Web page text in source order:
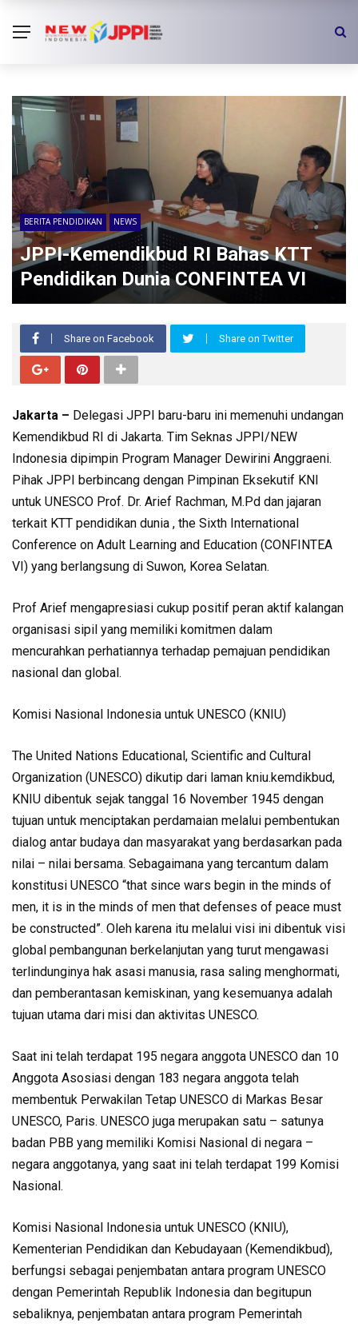
BERITA PENDIDIKAN NEWS
JPPI-Kemendikbud RI Bahas KTT
Pendidikan Dunia CONFINTEA VI
Share on Facebook Share on Twitter
Jakarta – Delegasi JPPI baru-baru ini memenuhi undangan
Kemendikbud RI di Jakarta. Tim Seknas JPPI/NEW
Indonesia dipimpin Program Manager Dewirini Anggraeni.
Pihak JPPI berbincang dengan Pimpinan Eksekutif KNI
untuk UNESCO Prof. Dr. Arief Rachman, M.Pd dan jajaran
terkait KTT pendidikan dunia , the Sixth International
Conference on Adult Learning and Education (CONFINTEA
VI) yang berlangsung di Suwon, Korea Selatan.
Prof Arief mengapresiasi cukup positif peran aktif kalangan
organisasi sipil yang memiliki komitmen dalam
mencurahkan perhatiannya terhadap pemajuan pendidikan
nasional dan global.
Komisi Nasional Indonesia untuk UNESCO (KNIU)
The United Nations Educational, Scientific and Cultural
Organization (UNESCO) dikutip dari laman kniu.kemdikbud,
KNIU dibentuk sejak tanggal 16 November 1945 dengan
tujuan untuk menciptakan perdamaian melalui pembentukan
dialog antar budaya dan masyarakat yang berdasarkan pada
nilai – nilai bersama. Sebagaimana yang tercantum dalam
konstitusi UNESCO “that since wars begin in the minds of
men, it is in the minds of men that defenses of peace must
be constructed”. Oleh karena itu melalui visi ini dibentuk visi
global pembangunan berkelanjutan yang turut mengawasi
terlindunginya hak asasi manusia, rasa saling menghormati,
dan pemberantasan kemiskinan, yang kesemuanya adalah
tujuan utama dari misi dan aktivitas UNESCO.
Saat ini telah terdapat 195 negara anggota UNESCO dan 10
Anggota Asosiasi dengan 183 negara anggota telah
membentuk Perwakilan Tetap UNESCO di Markas Besar
UNESCO, Paris. UNESCO juga merupakan satu – satunya
badan PBB yang memiliki Komisi Nasional di negara –
negara anggotanya, yang saat ini telah terdapat 199 Komisi
Nasional.
Komisi Nasional Indonesia untuk UNESCO (KNIU),
Kementerian Pendidikan dan Kebudayaan (Kemendikbud),
berfungsi sebagai penjembatan antara program UNESCO
dengan Pemerintah Republik Indonesia dan begitupun
sebaliknya, penjembatan antara program Pemerintah